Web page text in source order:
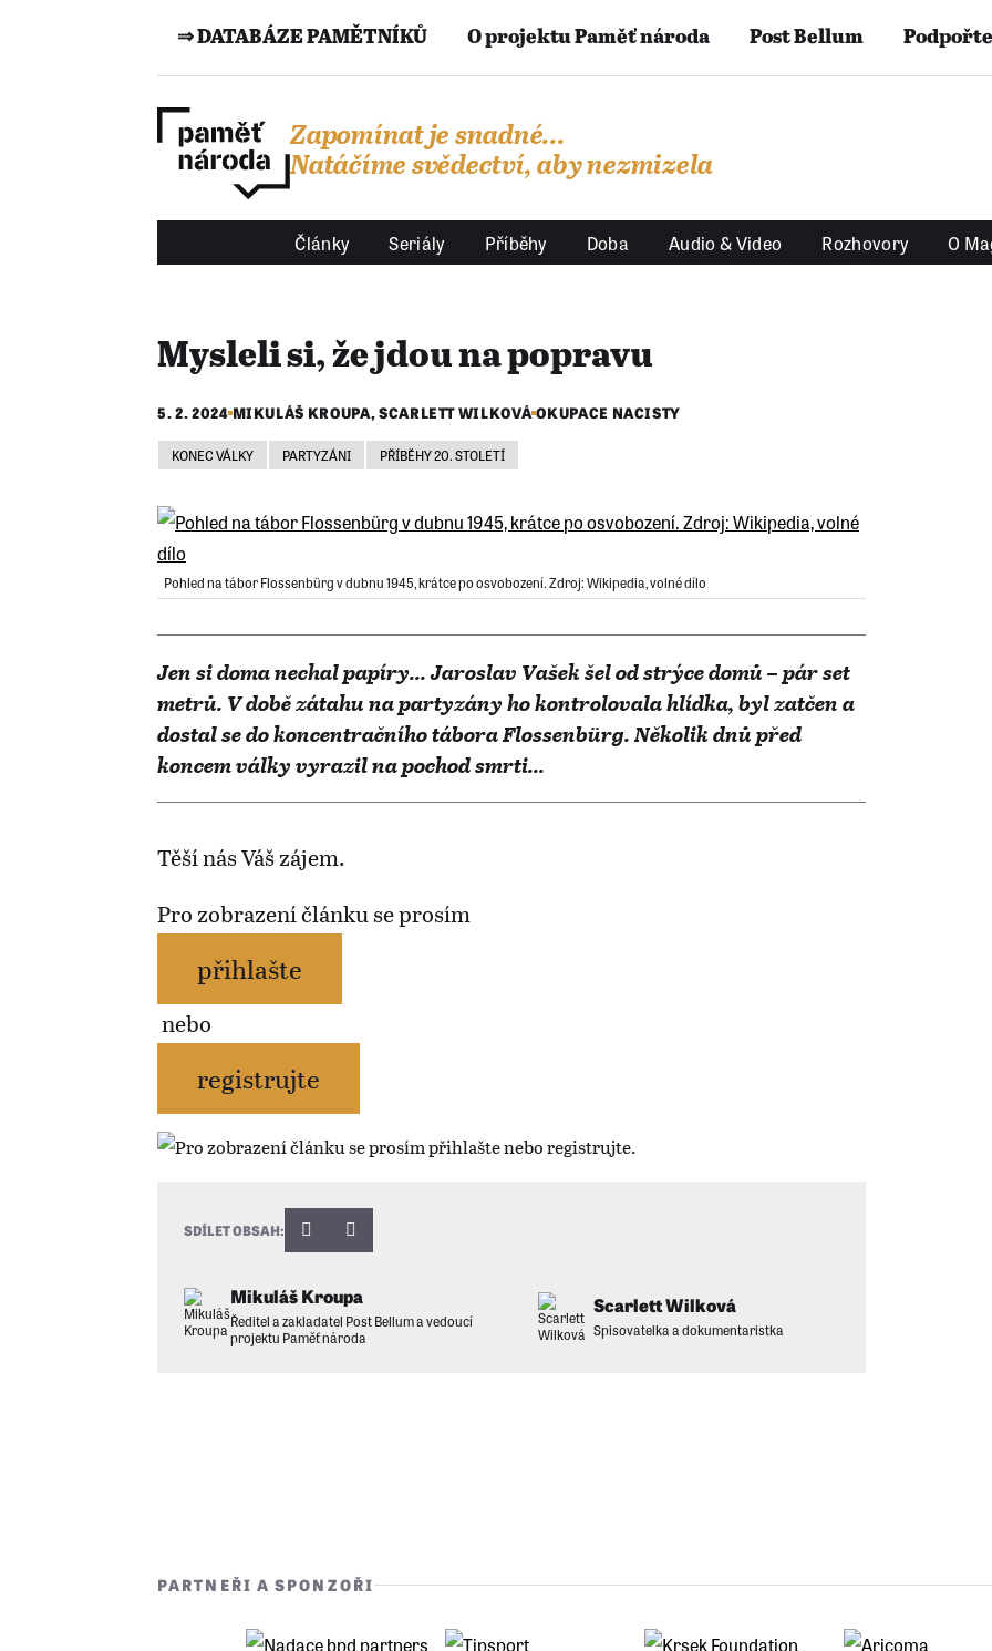
⇒ DATABÁZE PAMĚTNÍKŮ O projektu Paměť národa Post Bellum
Zapomínat je snadné...
Natáčíme svědectví, aby nezmizela
Články Seriály Příběhy Doba Audio & Video Rozhovory O
Mysleli si, že jdou na popravu
5. 2. 2024 MIKULÁŠ KROUPA,SCARLETT WILKOVÁ OKUPACE NACISTY
KONEC VÁLKY PARTYZÁNI PŘÍBĚHY 20. STOLETÍ
Pohled na tábor Flossenbürg v dubnu 1945, krátce po osvobození. Zdroj: Wikipedia, volné dílo
Jen si doma nechal papíry... Jaroslav Vašek šel od strýce domů – pár set
metrů. V době zátahu na partyzány ho kontrolovala hlídka, byl zatčen a
dostal se do koncentračního tábora Flossenbürg. Několik dnů před
koncem války vyrazil na pochod smrti...
Těší nás Váš zájem.
Pro zobrazení článku se prosím
přihlašte
nebo
registrujte
Mikuláš Kroupa
Ředitel a zakladatel Post Bellum a vedoucí
projektu Paměť národa
Scarlett Wilková
Spisovatelka a dokumentaristka
SDÍLET OBSAH:
PARTNEŘI A SPONZOŘI